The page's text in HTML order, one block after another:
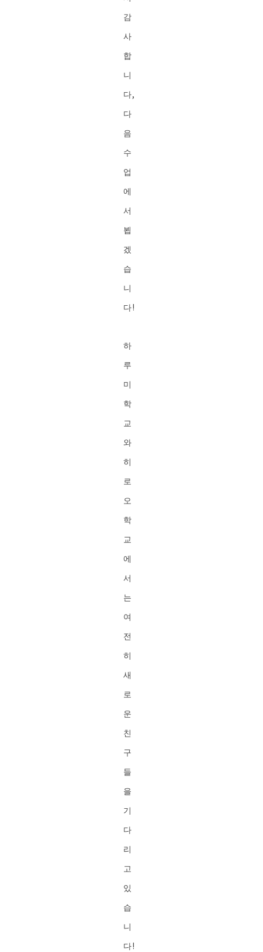
감
사
합
니
다,
다
음
수
업
에
서
뵙
겠
습
니
다!
하
루
미
학
교
와
히
로
오
학
교
에
서
는
여
전
히
새
로
운
친
구
들
을
기
다
리
고
있
습
니
다!